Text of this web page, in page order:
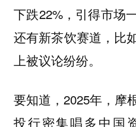
下跌22%，引得市场
还有新茶饮赛道，比
上被议论纷纷。
要知道，2025年，摩
投行密集唱多中国